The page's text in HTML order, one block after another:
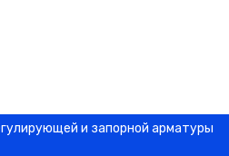
и запорной арматуры